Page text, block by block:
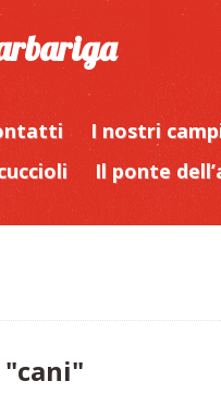
I nostri
Il ponte
"cani"